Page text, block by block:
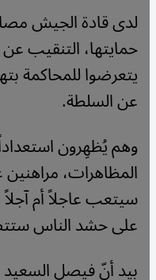
لدى قادة الجيش
حمايتها، التنقيب
يتعرضوا للمحاكمة
عن السلطة.
وهم يُظهِرون
المظاهرات،
سيتعب عاجلاً أم
على حشد الناس
بيد أنّ فيصل